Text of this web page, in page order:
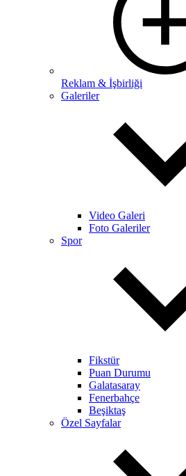
Reklam & İşbirliği
Galeriler
Video Galeri
Foto Galeriler
Spor
Fikstür
Puan Durumu
Galatasaray
Fenerbahçe
Beşiktaş
Özel Sayfalar